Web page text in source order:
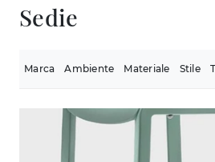
Sedie
Marca Ambiente Materiale Stile